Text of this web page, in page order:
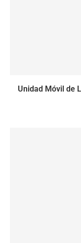
Unidad Móvil de